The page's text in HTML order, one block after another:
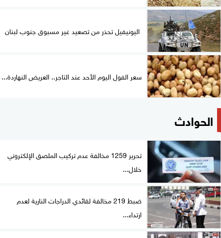
اليونيفيل تحذر من تصعيد غير مسبوق جنوب لبنان
سعر الفول اليوم الأحد عند التاجر.. العريض النهاردة...
الحوادث
تحرير 1259 مخالفة عدم تركيب الملصق الإلكتروني
خلال...
ضبط 219 مخالفة لقائدي الدراجات النارية لعدم
ارتداء...